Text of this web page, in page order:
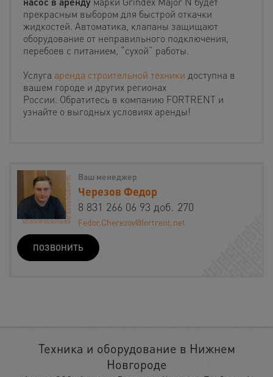
прекрасным выбором для быстрой откачки
жидкостей. Автоматика, клапаны защищают
оборудование от неправильного подключения,
перебоев с питанием, “сухой” работы.
Услуга аренда строительной техники доступна в
вашем городе и других регионах
России. Обратитесь в компанию FORTRENT и
узнайте о выгодных условиях аренды!
Ваш менеджер
Черезов Федор
8 831 266 06 93 доб. 270
Fedor.Cherezov@fortrent.net
ПОЗВОНИТЬ
Техника и оборудование в Нижнем
Новгороде